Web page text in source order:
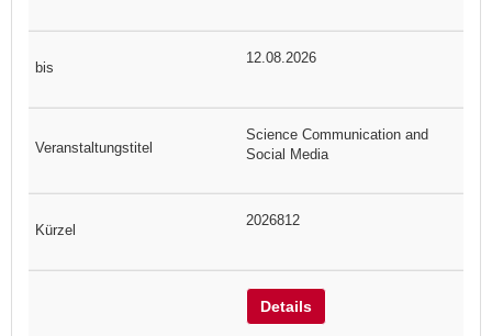
12.08.2026
Science Communication and
Social Media
2026812
Details